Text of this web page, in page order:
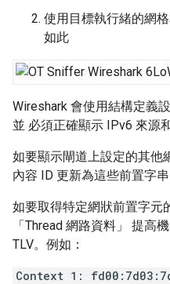
使用目標執行緒的網
如此
Wireshark 會使用結構定義
並 必須正確顯示 IPv6 來源
如要顯示閘道上設定的其他
內容 ID 更新為這些前置字串
如要取得特定網狀前置字元
「Thread 網路資料」 提高
TLV。例如：
Context 1: